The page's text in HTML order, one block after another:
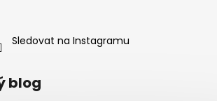
Sledovat na Instagramu
blog